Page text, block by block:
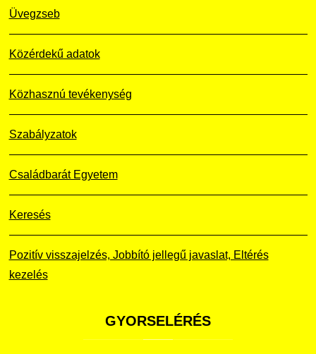
Üvegzseb
Közérdekű adatok
Közhasznú tevékenység
Szabályzatok
Családbarát Egyetem
Keresés
Pozitív visszajelzés, Jobbító jellegű javaslat, Eltérés
kezelés
GYORSELÉRÉS